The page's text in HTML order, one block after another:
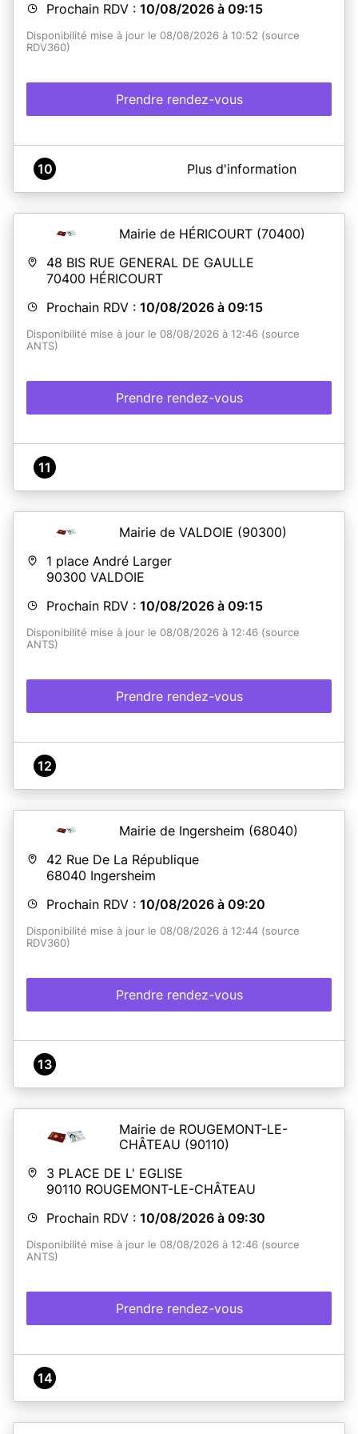
est la suivante :3 rue des Seigneurs- 68740
Prochain RDV : 10/08/2026 à 09:15
Disponibilité mise à jour le 08/08/2026 à 10:52 (source
RDV360)
Prendre rendez-vous
A propos de Mairie d'Altkirch
Assurez-vous d’avoir un dossier completlors de votre
rendez-vous.
Au minimum il vous sera demandé le numéro de votre
pré-demande ou le cerfa rempli, une photo d'identité aux
normes, un justificatif de domicile (sauf si vous avez
utilisé Justif'Adresse lors de votre pré demande et que
votre pré-demande). Tout dossier incomplet entraînera
Chaque demandeur devra être présent lors du dépôt
du dossier.
du dépôt du dossier en mairie.
10 Plus d'information
Mairie de HÉRICOURT (70400)
48 BIS RUE GENERAL DE GAULLE
70400 HÉRICOURT
Prochain RDV : 10/08/2026 à 09:15
Disponibilité mise à jour le 08/08/2026 à 12:46 (source
ANTS)
Prendre rendez-vous
11
Mairie de VALDOIE (90300)
1 place André Larger
90300 VALDOIE
Prochain RDV : 10/08/2026 à 09:15
Disponibilité mise à jour le 08/08/2026 à 12:46 (source
ANTS)
Prendre rendez-vous
12
Mairie de Ingersheim (68040)
42 Rue De La République
68040 Ingersheim
Prochain RDV : 10/08/2026 à 09:20
Disponibilité mise à jour le 08/08/2026 à 12:44 (source
RDV360)
Prendre rendez-vous
13
Mairie de ROUGEMONT-LE-
CHÂTEAU (90110)
3 PLACE DE L' EGLISE
90110 ROUGEMONT-LE-CHÂTEAU
Prochain RDV : 10/08/2026 à 09:30
Disponibilité mise à jour le 08/08/2026 à 12:46 (source
ANTS)
Prendre rendez-vous
14